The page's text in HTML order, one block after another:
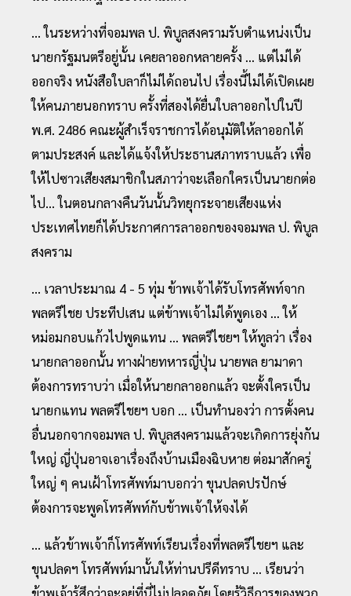
... ในระหว่างที่จอมพล ป. พิบูลสงครามรับตำแหน่งเป็น
นายกรัฐมนตรีอยู่นั้น เคยลาออกหลายครั้ง ... แต่ไม่ได้
ออกจริง หนังสือใบลาก็ไม่ได้ถอนไป เรื่องนี้ไม่ได้เปิดเผย
ให้คนภายนอกทราบ ครั้งที่สองได้ยื่นใบลาออกไปในปี
พ.ศ. 2486 คณะผู้สำเร็จราชการได้อนุมัติให้ลาออกได้
ตามประสงค์ และได้แจ้งให้ประธานสภาทราบแล้ว เพื่อ
ให้ไปซาวเสียงสมาชิกในสภาว่าจะเลือกใครเป็นนายกต่อ
ไป... ในตอนกลางคืนวันนั้นวิทยุกระจายเสียงแห่ง
ประเทศไทยก็ได้ประกาศการลาออกของจอมพล ป. พิบูล
สงคราม
... เวลาประมาณ 4 - 5 ทุ่ม ข้าพเจ้าได้รับโทรศัพท์จาก
พลตรีไชย ประทีปเสน แต่ข้าพเจ้าไม่ได้พูดเอง ... ให้
หม่อมกอบแก้วไปพูดแทน ... พลตรีไชยฯ ให้ทูลว่า เรื่อง
นายกลาออกนั้น ทางฝ่ายทหารญี่ปุ่น นายพล ยามาดา
ต้องการทราบว่า เมื่อให้นายกลาออกแล้ว จะตั้งใครเป็น
นายกแทน พลตรีไชยฯ บอก ... เป็นทำนองว่า การตั้งคน
อื่นนอกจากจอมพล ป. พิบูลสงครามแล้วจะเกิดการยุ่งกัน
ใหญ่ ญี่ปุ่นอาจเอาเรื่องถึงบ้านเมืองฉิบหาย ต่อมาสักครู่
ใหญ่ ๆ คนเฝ้าโทรศัพท์มาบอกว่า ขุนปลดปรปักษ์
ต้องการจะพูดโทรศัพท์กับข้าพเจ้าให้จงได้
... แล้วข้าพเจ้าก็โทรศัพท์เรียนเรื่องที่พลตรีไชยฯ และ
ขุนปลดฯ โทรศัพท์มานั้นให้ท่านปรีดีทราบ ... เรียนว่า